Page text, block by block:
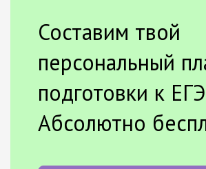
Составим твой
персональный
подготовки к
Абсолютно